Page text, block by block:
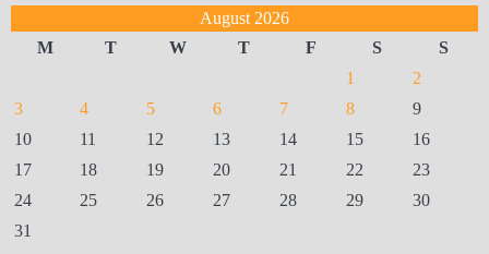
August 2026
M
T W T F S
S
1
2
3
4 5 6 7 8
9
10
11 12 13 14 15
16
17
18 19 20 21 22
23
24
25 26 27 28 29
30
31